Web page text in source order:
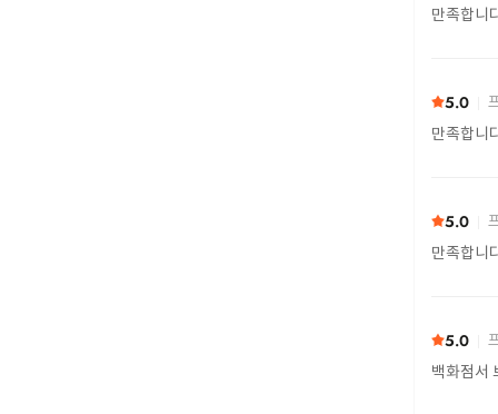
만족합니
5.0
만족합니
5.0
만족합니
5.0
백화점서